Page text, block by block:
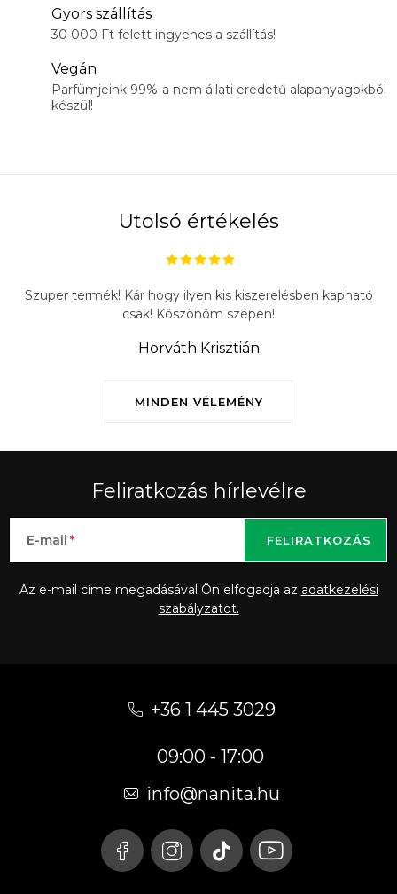
Gyors szállítás
30 000 Ft felett ingyenes a szállítás!
Vegán
Parfümjeink 99%-a nem állati eredetű alapanyagokból
készül!
Utolsó értékelés
MINDEN VÉLEMÉNY
Szuper termék! Kár hogy ilyen kis kiszerelésben kapható
csak! Köszönöm szépen!
Horváth Krisztián
Feliratkozás hírlevélre
E-mail
Az e-mail címe megadásával Ön elfogadja az adatkezelési
szabályzatot.
FELIRATKOZÁS
+36 1 445 3029
09:00 - 17:00
info@nanita.hu